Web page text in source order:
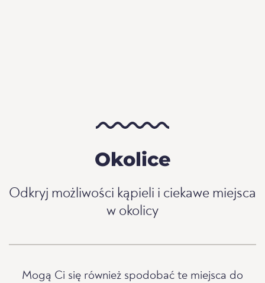
Okolice
Odkryj możliwości kąpieli i ciekawe miejsca
w okolicy
Mogą Ci się również spodobać te miejsca do